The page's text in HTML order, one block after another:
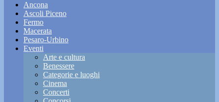
Ancona
Ascoli Piceno
Fermo
Macerata
Pesaro-Urbino
Eventi
Arte e cultura
Benessere
Categorie e luoghi
Cinema
Concerti